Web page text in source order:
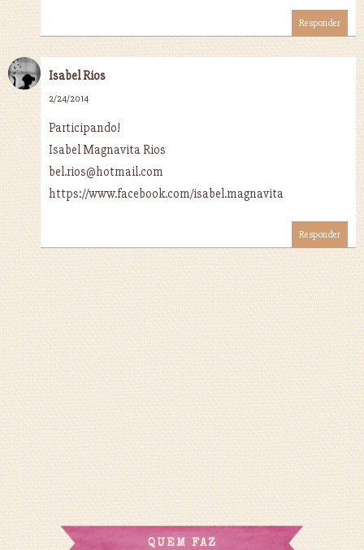
Responder
Isabel Rios
2/24/2014
Participando!
Isabel Magnavita Rios
bel.rios@hotmail.com
https://www.facebook.com/isabel.magnavita
Responder
QUEM FAZ